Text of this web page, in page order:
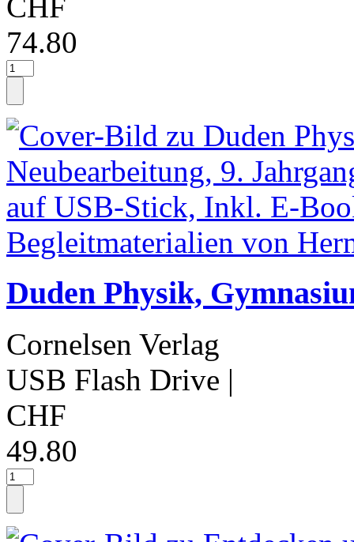
74.80
Duden Physik,
Cornelsen Verlag
USB Flash Drive |
CHF
49.80